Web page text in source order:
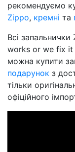
рекомендуємо
Zippo, кремні та
Всі
works or we fix it
можна купити
подарунок з
тільки
офіційного